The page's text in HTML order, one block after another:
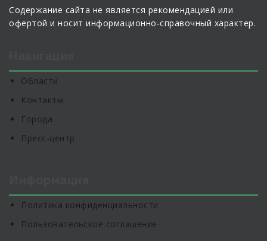
Содержание сайта не является рекомендацией или
офертой и носит информационно-справочный характер.
Области
Контакты
Города
Пресс-центр
Политика конфиденциальности
Пользовательское соглашение